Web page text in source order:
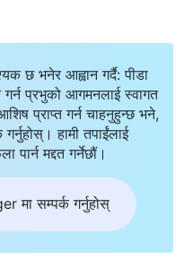
छ भनेर आह्वान गर्दै: पीडा
गर्न प्रभुको आगमनलाई स्वागत
प्राप्त गर्न चाहनुहुन्छ भने,
हामी तपाईंलाई
मद्दत गर्नेछौं।
मा सम्पर्क गर्नुहोस्